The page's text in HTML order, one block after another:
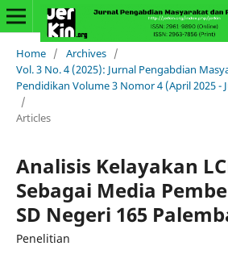
Home / Archives /
Vol. 3 No. 4 (2025): Jurnal Pengabdian
Pendidikan Volume 3 Nomor 4 (April 2025 -
/
Articles
Analisis Kelayakan
Sebagai Media
SD Negeri 165
Penelitian